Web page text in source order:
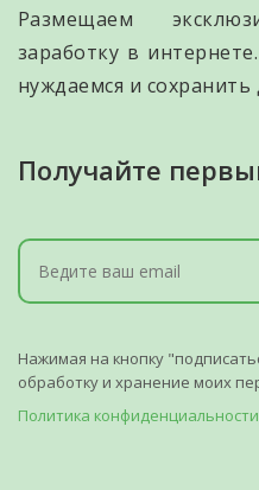
Размещаем
заработку в
нуждаемся и сохранить
Получайте
Нажимая на кнопку
обработку и хранение моих
Политика конфиденциальности